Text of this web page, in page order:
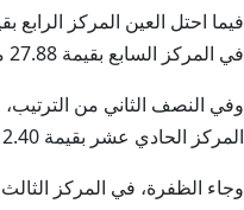
في المركز السابع بقيمة 27.88 مليون يورو.
المركز الحادي عشر بقيمة 12.40 مليون يورو، وخورفكان في المركز الثاني عشر بقيمة 12.23 مليون يورو.
وجاء الظفرة، في المركز الثالث عشر بقيمة تسويقية بلغت 7.13 مليون يورو،